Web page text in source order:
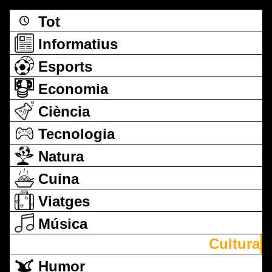
Tot
Informatius
Esports
Economia
Ciència
Tecnologia
Natura
Cuina
Viatges
Música
Cultura
Humor